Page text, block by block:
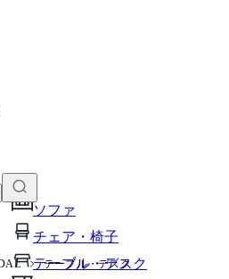
ソファ
チェア・椅子
テーブル・デスク
り付けて、カートに追加できます
テーブル・デスク